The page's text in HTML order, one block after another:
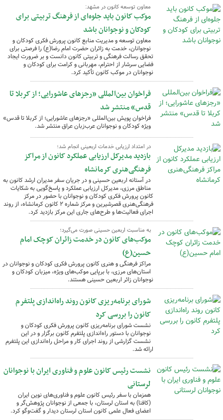
معاون توسعه کانون در مشهد:
موکب کانون باید جلوه‌ای از فرهنگ تربیتی برای
کودکان و نوجوانان باشد
معاون توسعه و مدیریت منابع کانون پرورش فکری کودکان و
نوجوانان، خدمت به زائران حضرت امام رضا(ع) را فرصتی برای
تحقق رسالت فرهنگی و تربیتی کانون دانست و بر ضرورت ایجاد
فضایی سرشار از احترام، مهربانی و کرامت برای کودکان و
نوجوانان در موکب کانون تأکید کرد.
فراخوان بین‌المللی «رجزهای عاشورایی؛ از کربلا تا
قدس» منتشر شد
فراخوان پویش بین‌المللی «رجزهای عاشورایی؛ از کربلا تا قدس»
ویژه کودکان و نوجوانان عرب‌زبان عراق منتشر شد.
در امتداد ارزیابی خدمات اربعینی انجام شد؛
بازدید مدیرکل ارزیابی عملکرد کانون از مراکز
فرهنگی‌هنری کرمانشاه
در آستانه اربعین حسینی و در جریان سفر مدیران ارشد کانون به
مناطق مرزی، مدیرکل ارزیابی عملکرد و پاسخ‌گویی به شکایات
کانون پرورش فکری کودکان و نوجوانان با حضور در مرکز
فرهنگی‌هنری قصرشیرین و مرکز شماره ۲ کانون کرمانشاه، از روند
اجرای فعالیت‌ها و طرح‌های جاری این مرکز بازدید کرد.
به مناسبت اربعین حسینی صورت می‌گیرد؛
موکب‌های کانون در خدمت زائران کوچک امام
حسین(ع)
مراکز فرهنگی و هنری کانون پرورش فکری کودکان و نوجوانان در
استان‌های مرزی، با برپایی موکب‌های ویژه، میزبان کودکان و
نوجوانان زائر اربعین حسینی هستند.
شورای برنامه‌ریزی کانون روند راه‌اندازی پلتفرم
کانون را بررسی کرد
نشست شورای برنامه‌ریزی کانون پرورش فکری کودکان و
نوجوانان با دستور راه‌اندازی پلتفرم کانون برگزار و در این
نشست گزارشی از روند اجرای کار و مراحل راه‌اندازی این پلتفرم
ارائه شد.
نشست رئیس کانون علوم و فناوری ایران با نوجوانان
لرستانی
همزمان با سفر رئیس کانون علوم و فناوری‌های نوین ایران
(کافنا) به استان لرستان، با جمعی از نوجوانان پژوهش‌گر و
اعضای فعال علمی کانون استان لرستان دیدار و گفت‌وگو کرد.